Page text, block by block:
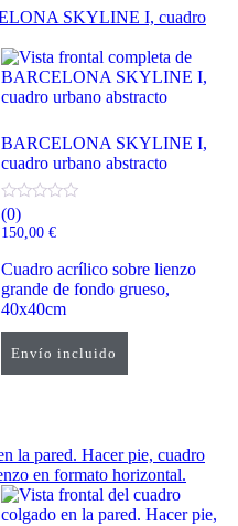
Envío incluido
BARCELONA SKYLINE I,
cuadro urbano abstracto
(0)
150,00 €
Cuadro acrílico sobre lienzo
grande de fondo grueso,
40x40cm
Añadir al carrito